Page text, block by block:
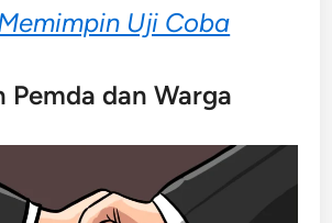
Uji Coba
Pemda dan Warga